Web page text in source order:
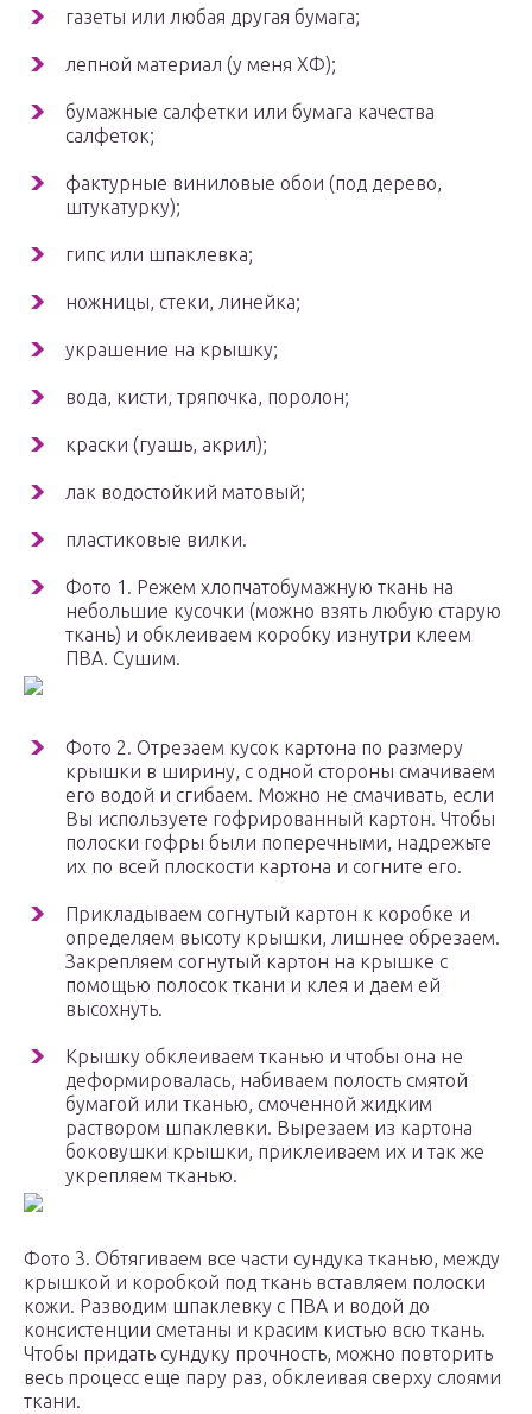
газеты или любая другая бумага;
лепной материал (у меня ХФ);
бумажные салфетки или бумага качества
салфеток;
фактурные виниловые обои (под дерево,
штукатурку);
гипс или шпаклевка;
ножницы, стеки, линейка;
украшение на крышку;
вода, кисти, тряпочка, поролон;
краски (гуашь, акрил);
лак водостойкий матовый;
пластиковые вилки.
Фото 1. Режем хлопчатобумажную ткань на
небольшие кусочки (можно взять любую старую
ткань) и обклеиваем коробку изнутри клеем
ПВА. Сушим.
Фото 2. Отрезаем кусок картона по размеру
крышки в ширину, с одной стороны смачиваем
его водой и сгибаем. Можно не смачивать, если
Вы используете гофрированный картон. Чтобы
полоски гофры были поперечными, надрежьте
их по всей плоскости картона и согните его.
Прикладываем согнутый картон к коробке и
определяем высоту крышки, лишнее обрезаем.
Закрепляем согнутый картон на крышке с
помощью полосок ткани и клея и даем ей
высохнуть.
Крышку обклеиваем тканью и чтобы она не
деформировалась, набиваем полость смятой
бумагой или тканью, смоченной жидким
раствором шпаклевки. Вырезаем из картона
боковушки крышки, приклеиваем их и так же
укрепляем тканью.
Фото 3. Обтягиваем все части сундука тканью, между
крышкой и коробкой под ткань вставляем полоски
кожи. Разводим шпаклевку с ПВА и водой до
консистенции сметаны и красим кистью всю ткань.
Чтобы придать сундуку прочность, можно повторить
весь процесс еще пару раз, обклеивая сверху слоями
ткани.